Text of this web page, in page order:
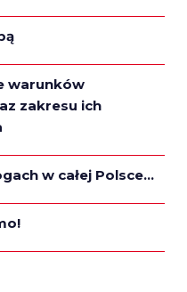
warunków
zakresu ich
w całej Polsce…